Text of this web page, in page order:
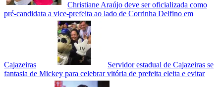
Christiane Araújo deve ser oficializada como
pré-candidata a vice-prefeita ao lado de Corrinha Delfino em
Cajazeiras
Servidor estadual de Cajazeiras se
fantasia de Mickey para celebrar vitória de prefeita eleita e evitar